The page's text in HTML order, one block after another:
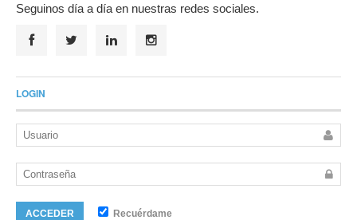
Seguinos día a día en nuestras redes sociales.
LOGIN
ACCEDER Recuérdame